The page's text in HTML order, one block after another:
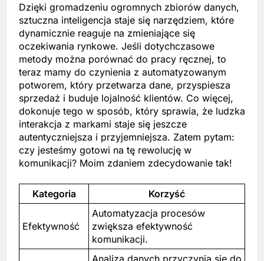
Dzięki gromadzeniu ogromnych zbiorów danych,
sztuczna inteligencja staje się narzędziem, które
dynamicznie reaguje na zmieniające się
oczekiwania rynkowe. Jeśli dotychczasowe
metody można porównać do pracy ręcznej, to
teraz mamy do czynienia z automatyzowanym
potworem, który przetwarza dane, przyspiesza
sprzedaż i buduje lojalność klientów. Co więcej,
dokonuje tego w sposób, który sprawia, że ludzka
interakcja z markami staje się jeszcze
autentyczniejsza i przyjemniejsza. Zatem pytam:
czy jesteśmy gotowi na tę rewolucję w
komunikacji? Moim zdaniem zdecydowanie tak!
Kategoria Korzyść
Efektywność
Automatyzacja procesów
zwiększa efektywność
komunikacji.
Analiza danych przyczynia się do